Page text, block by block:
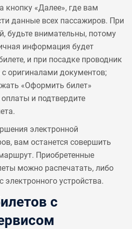
кнопку «Далее», где вам
данные всех пассажиров. При
будьте внимательны, потому
информация будет
и при посадке проводник
с оригиналами документов;
«Оформить билет»
и подтвердите
электронной
вам останется совершить
Приобретенные
можно распечатать, либо
электронного устройства.
с